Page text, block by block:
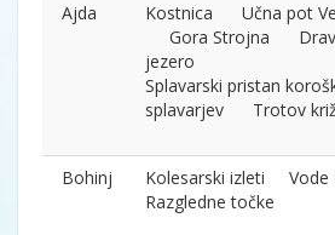
Ajda
Kostnica Učna pot
Gora Strojna
jezero
Splavarski pristan
splavarjev Trotov križ
Bohinj
Kolesarski izleti
Razgledne točke